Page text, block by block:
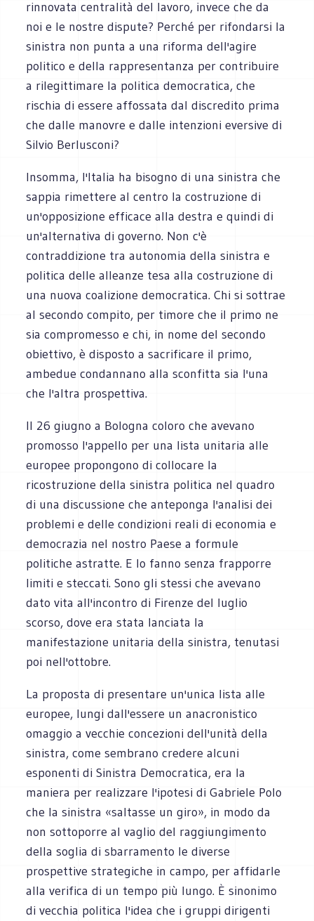
rinnovata centralità del lavoro, invece che da
noi e le nostre dispute? Perché per rifondarsi la
sinistra non punta a una riforma dell'agire
politico e della rappresentanza per contribuire
a rilegittimare la politica democratica, che
rischia di essere affossata dal discredito prima
che dalle manovre e dalle intenzioni eversive di
Silvio Berlusconi?
Insomma, l'Italia ha bisogno di una sinistra che
sappia rimettere al centro la costruzione di
un'opposizione efficace alla destra e quindi di
un'alternativa di governo. Non c'è
contraddizione tra autonomia della sinistra e
politica delle alleanze tesa alla costruzione di
una nuova coalizione democratica. Chi si sottrae
al secondo compito, per timore che il primo ne
sia compromesso e chi, in nome del secondo
obiettivo, è disposto a sacrificare il primo,
ambedue condannano alla sconfitta sia l'una
che l'altra prospettiva.
Il 26 giugno a Bologna coloro che avevano
promosso l'appello per una lista unitaria alle
europee propongono di collocare la
ricostruzione della sinistra politica nel quadro
di una discussione che anteponga l'analisi dei
problemi e delle condizioni reali di economia e
democrazia nel nostro Paese a formule
politiche astratte. E lo fanno senza frapporre
limiti e steccati. Sono gli stessi che avevano
dato vita all'incontro di Firenze del luglio
scorso, dove era stata lanciata la
manifestazione unitaria della sinistra, tenutasi
poi nell'ottobre.
La proposta di presentare un'unica lista alle
europee, lungi dall'essere un anacronistico
omaggio a vecchie concezioni dell'unità della
sinistra, come sembrano credere alcuni
esponenti di Sinistra Democratica, era la
maniera per realizzare l'ipotesi di Gabriele Polo
che la sinistra «saltasse un giro», in modo da
non sottoporre al vaglio del raggiungimento
della soglia di sbarramento le diverse
prospettive strategiche in campo, per affidarle
alla verifica di un tempo più lungo. È sinonimo
di vecchia politica l'idea che i gruppi dirigenti